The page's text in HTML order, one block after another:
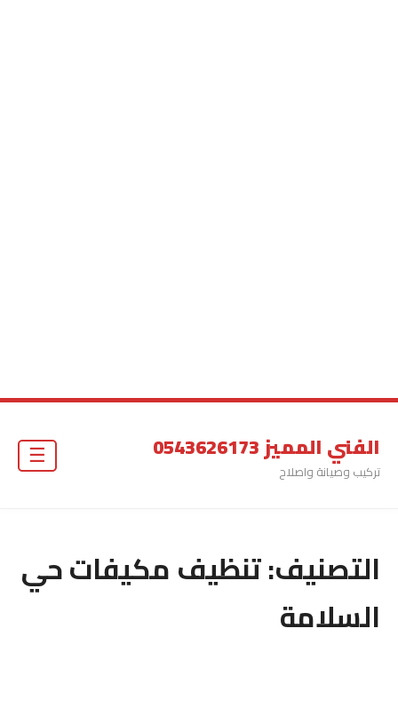
الفني المميز 0543626173
تركيب وصيانة واصلاح
التصنيف:تنظيف مكيفات حي
السلامة